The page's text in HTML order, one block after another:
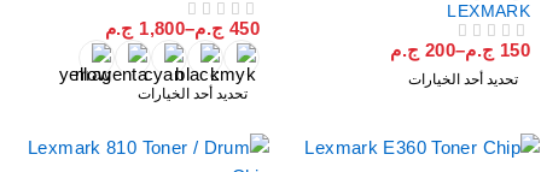
LEXMARK
150 ج.م–
200 ج.م
تحديد أحد الخيارات
450 ج.م–
1,800 ج.م
تحديد أحد الخيارات